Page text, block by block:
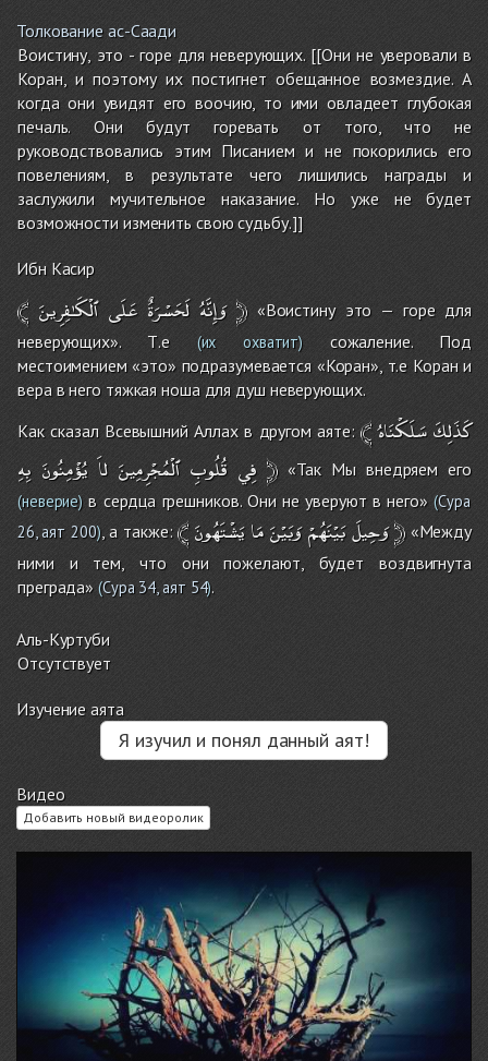
Толкование ас-Саади
Воистину, это - горе для неверующих. [[Они не уверовали в
Коран, и поэтому их постигнет обещанное возмездие. А
когда они увидят его воочию, то ими овладеет глубокая
печаль. Они будут горевать от того, что не
руководствовались этим Писанием и не покорились его
повелениям, в результате чего лишились награды и
заслужили мучительное наказание. Но уже не будет
возможности изменить свою судьбу.]]
Ибн Касир
﴾ وَإِنَّهُ لَحَسْرَةٌ عَلَى ٱلْكَـٰفِرِينَ ﴿«Воистину это — горе для
неверующих». Т.е (их охватит) сожаление. Под
местоимением «это» подразумевается «Коран», т.е Коран и
вера в него тяжкая ноша для душ неверующих.
Как сказал Всевышний Аллах в другом аяте:﴾ كَذَلِكَسَلَكْنَاهُ
فِي قُلُوبِ ٱلْمُجْرِمِينَ لاَ يُؤْمِنُونَ بِهِ ﴿«Так Мы внедряем его
(неверие) в сердца грешников. Они не уверуют в него»(Сура
26, аят 200), а также:﴾ وَحِيلَبَيْنَهُمْوَبَيْنَمَايَشْتَهُونَ ﴿«Между
ними и тем, что они пожелают, будет воздвигнута
преграда» (Сура 34, аят 54).
Аль-Куртуби
Отсутствует
Изучение аята
Я изучил и понял данный аят!
Видео
Добавить новый видеоролик